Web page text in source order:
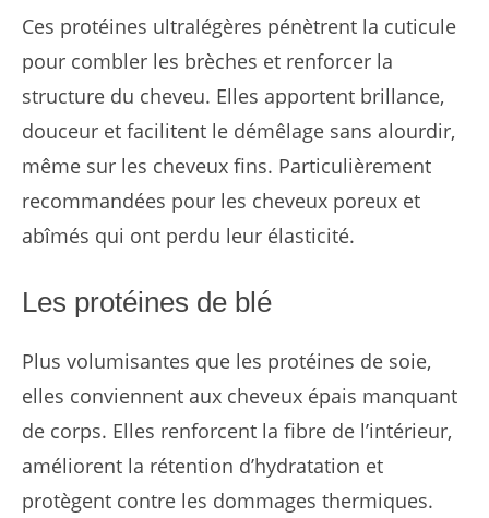
Ces protéines ultralégères pénètrent la cuticule
pour combler les brèches et renforcer la
structure du cheveu. Elles apportent brillance,
douceur et facilitent le démêlage sans alourdir,
même sur les cheveux fins. Particulièrement
recommandées pour les cheveux poreux et
abîmés qui ont perdu leur élasticité.
Les protéines de blé
Plus volumisantes que les protéines de soie,
elles conviennent aux cheveux épais manquant
de corps. Elles renforcent la fibre de l’intérieur,
améliorent la rétention d’hydratation et
protègent contre les dommages thermiques.